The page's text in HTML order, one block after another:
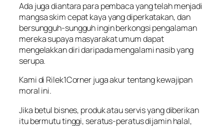
Ada juga diantara para pembaca yang telah menjadi
mangsa skim cepat kaya yang diperkatakan, dan
bersungguh-sungguh ingin berkongsi pengalaman
mereka supaya masyarakat umum dapat
mengelakkan diri daripada mengalami nasib yang
serupa.
Kami di Rilek1Corner juga akur tentang kewajipan
moral ini.
Jika betul bisnes, produk atau servis yang diberikan
itu bermutu tinggi, seratus-peratus dijamin halal,